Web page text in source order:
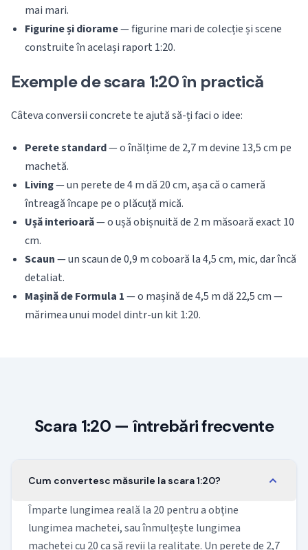
mai mari.
Figurine și diorame— figurine mari de colecție și scene
construite în același raport 1:20.
Exemple de scara 1:20 în practică
Câteva conversii concrete te ajută să-ți faci o idee:
Perete standard— o înălțime de 2,7 m devine 13,5 cm pe
machetă.
Living— un perete de 4 m dă 20 cm, așa că o cameră
întreagă încape pe o plăcuță mică.
Ușă interioară— o ușă obișnuită de 2 m măsoară exact 10
cm.
Scaun— un scaun de 0,9 m coboară la 4,5 cm, mic, dar încă
detaliat.
Mașină de Formula 1— o mașină de 4,5 m dă 22,5 cm —
mărimea unui model dintr-un kit 1:20.
Scara 1:20 — întrebări frecvente
Cum convertesc măsurile la scara 1:20?
Împarte lungimea reală la 20 pentru a obține
lungimea machetei, sau înmulțește lungimea
machetei cu 20 ca să revii la realitate. Un perete de 2,7